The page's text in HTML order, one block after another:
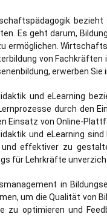
Es geht darum,
ermöglichen.
von
erwerben
und eLearning
durch den
Einsatz von Online-
und eLearning
und effektiver zu
für Lehrkräfte
in
um die Qualität von
zu optimieren und